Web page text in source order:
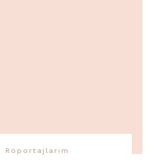
Röportajlarım